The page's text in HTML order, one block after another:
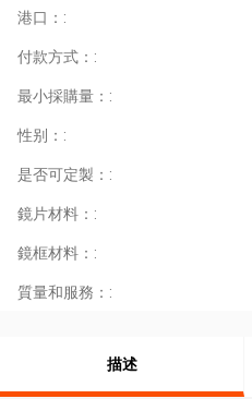
港口：:
付款方式：:
最小採購量：:
性别：:
是否可定製：:
鏡片材料：:
鏡框材料：:
質量和服務：:
描述